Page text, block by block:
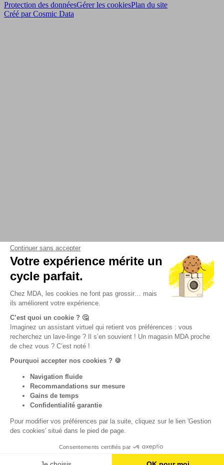
Continuer sans accepter
Votre expérience mérite un
cycle parfait.
Chez MDA, les cookies ne font pas grossir… mais
ils améliorent votre expérience.
C’est quoi un cookie ? 🤔
Imaginez un assistant virtuel qui retient vos préférences : vous
recherchez un lave-linge ? Il s’en souvient ! Un magasin MDA proche
de chez vous ? C’est noté !
Pourquoi accepter nos cookies ? 🍪
Navigation fluide
Recommandations sur mesure
Gains de temps
Confidentialité garantie
Pour modifier vos préférences par la suite, cliquez sur le lien 'Gestion
des cookies' situé dans le pied de page.
Consentements certifiés par
Protection des donnéesGérer les cookiesPlan du site
Créé par Cosmic Data